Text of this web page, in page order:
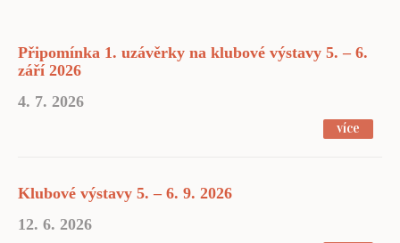
Připomínka 1. uzávěrky na klubové výstavy 5. – 6.
září 2026
4. 7. 2026
více
Klubové výstavy 5. – 6. 9. 2026
12. 6. 2026